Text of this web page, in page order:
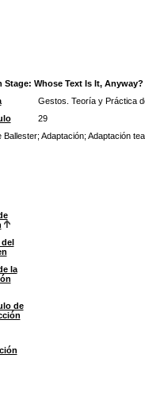
Whose Text Is It, Anyway?
Gestos. Teoría y Práctica
29
Ballester; Adaptación; Adaptación
la
de